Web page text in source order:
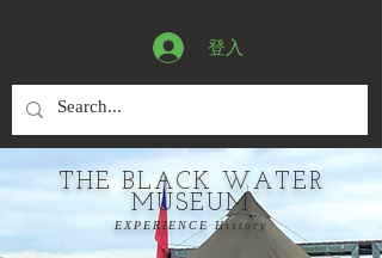
登入
THE BLACK WATER
MUSEUM
EXPERIENCE History